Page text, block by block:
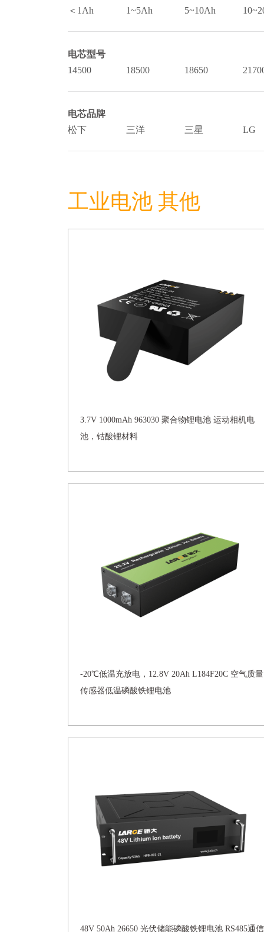
＜1Ah
1~5Ah 5~10Ah
电芯型号
14500
18500 18650
电芯品牌
松下
三洋 三星 LG
工业电池 其他
3.7V 1000mAh 963030 聚合物锂电池 运动相机电
池，钴酸锂材料
-20℃低温充放电，12.8V 20Ah L184F20C 空气质量
传感器低温磷酸铁锂电池
48V 50Ah 26650 光伏储能磷酸铁锂电池 RS485通信